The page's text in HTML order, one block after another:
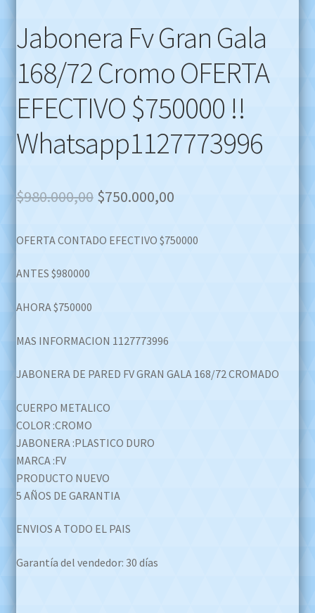
Jabonera Fv Gran Gala
168/72 Cromo OFERTA
EFECTIVO $750000 !!
Whatsapp1127773996
$980.000,00 Original
was:
$750.000,00Current
is:
OFERTA CONTADO EFECTIVO $750000
ANTES $980000
AHORA $750000
MAS INFORMACION 1127773996
JABONERA DE PARED FV GRAN GALA 168/72 CROMADO
CUERPO METALICO
COLOR :CROMO
JABONERA :PLASTICO DURO
MARCA :FV
PRODUCTO NUEVO
5 AÑOS DE GARANTIA
ENVIOS A TODO EL PAIS
Garantía del vendedor: 30 días